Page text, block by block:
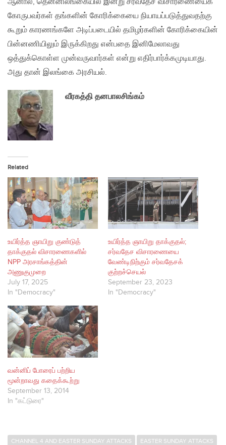
கோருபவர்கள் தங்களின் கோரிக்கையை நியாயப்படுத்துவதற்கு
கூறும் காரணங்களே அடிப்படையில் தமிழர்களின் கோரிக்கையின்
பின்னணியிலும் இருக்கிறது என்பதை இனிமேலாவது
ஒத்துக்கொள்ள முன்வருவார்கள் என்று எதிர்பார்க்கமுடியாது.
அது தான் இலங்கை அரசியல்.
வீரகத்தி தனபாலசிங்கம்
Related
உயிர்த்த ஞாயிறு குண்டுத்
தாக்குதல் விசாரணைகளில்
NPP அரசாங்கத்தின்
அணுகுமுறை
July 17, 2025
In "Democracy"
உயிர்த்த ஞாயிறு தாக்குதல்;
சர்வதேச விசாரணையை
வேண்டிநிற்கும் சர்வதேசக்
குற்றச்செயல்
September 23, 2023
In "Democracy"
வன்னிப் போரைப் பற்றிய
மூன்றாவது கதைக்கூற்று
September 13, 2014
In "கட்டுரை"
CHANNEL 4 AND EASTER SUNDAY ATTACKS EASTER SUNDAY ATTACKS